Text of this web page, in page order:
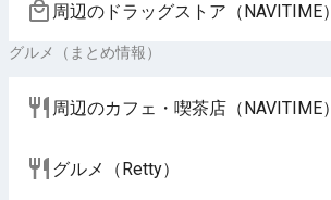
周辺のドラッグストア（NAVITIME）
グルメ（まとめ情報）
周辺のカフェ・喫茶店（NAVITIME）
グルメ（Retty）